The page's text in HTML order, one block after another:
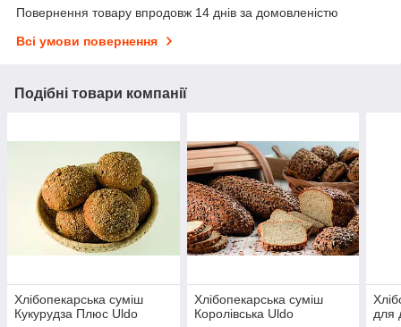
Повернення товару впродовж 14 днів за домовленістю
Всі умови повернення
Подібні товари компанії
Хлібопекарська суміш
Кукурудза Плюс Uldo
Хлібопекарська суміш
Королівська Uldo
для